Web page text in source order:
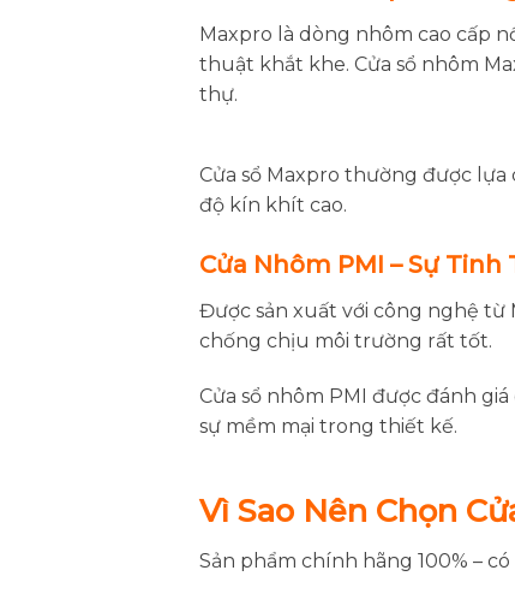
Maxpro là dòng nhôm cao cấp
thuật khắt khe. Cửa sổ nhôm
thự.
Cửa sổ Maxpro thường được
độ kín khít cao.
Cửa Nhôm PMI – Sự
Được sản xuất với công nghệ từ
chống chịu môi trường rất tốt.
Cửa sổ nhôm PMI được đánh
sự mềm mại trong thiết kế.
Vì Sao Nên Chọn
Sản phẩm chính hãng 100% –